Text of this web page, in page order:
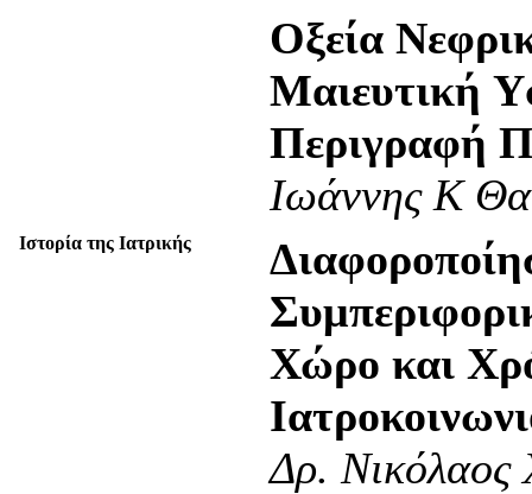
Oξεία
Mαιευτική
Περιγραφή
Ιωάννης Κ
Ιστορία της Ιατρικής
Χώρο και
Δρ. Νικόλαος